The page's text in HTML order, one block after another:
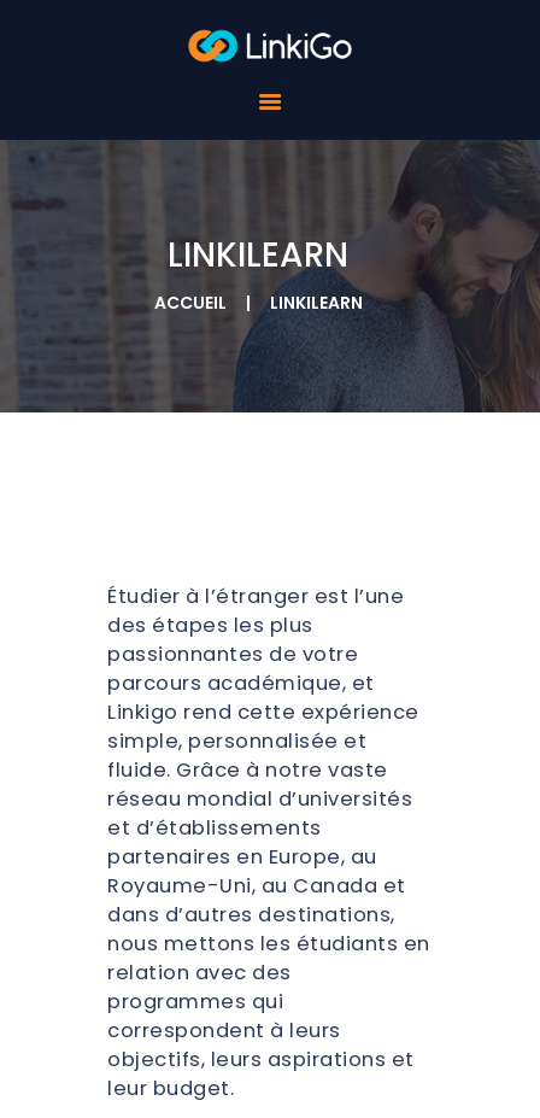
LINKILEARN
ACCUEIL LINKILEARN
POUR LES
LINKIGO
CONTACTS
Étudier à l’étranger est l’une
des étapes les plus
passionnantes de votre
parcours académique, et
Linkigo rend cette expérience
simple, personnalisée et
fluide. Grâce à notre vaste
réseau mondial d’universités
et d’établissements
partenaires en Europe, au
Royaume-Uni, au Canada et
dans d’autres destinations,
nous mettons les étudiants en
relation avec des
programmes qui
correspondent à leurs
objectifs, leurs aspirations et
leur budget.